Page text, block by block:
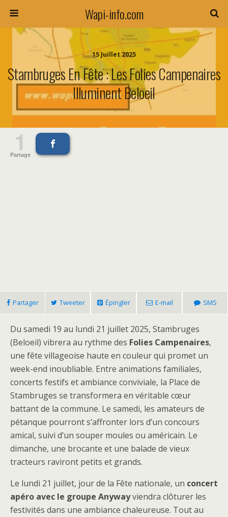
Wapi-info.com
15 Juillet 2025
Stambruges En Fête : Les Folies Campenaires
Illuminent Beloeil
1
Partage
Partager Tweeter Épingler E-mail SMS
Du samedi 19 au lundi 21 juillet 2025, Stambruges
(Beloeil) vibrera au rythme des Folies Campenaires,
une fête villageoise haute en couleur qui promet un
week-end inoubliable. Entre animations familiales,
concerts festifs et ambiance conviviale, la Place de
Stambruges se transformera en véritable cœur
battant de la commune. Le samedi, les amateurs de
pétanque pourront s’affronter lors d’un concours
amical, suivi d’un souper moules ou américain. Le
dimanche, une brocante et une balade de vieux
tracteurs raviront petits et grands.
Le lundi 21 juillet, jour de la Fête nationale, un concert
apéro avec le groupe Anywayviendra clôturer les
festivités dans une ambiance chaleureuse. Tout au